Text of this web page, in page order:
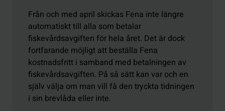
Från och med april skickas Fena inte längre
automatiskt till alla som betalar
fiskevårdsavgiften för hela året. Det är dock
fortfarande möjligt att beställa Fena
kostnadsfritt i samband med betalningen av
fiskevårdsavgiften. På så sätt kan var och en
själv välja om man vill få den tryckta tidningen
i sin brevlåda eller inte.